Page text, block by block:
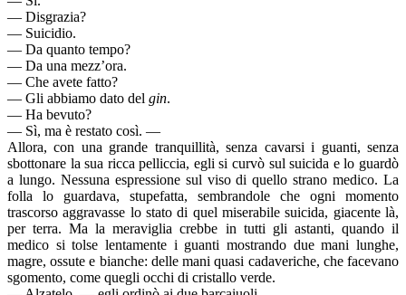
— Disgrazia?
— Suicidio.
— Da quanto tempo?
— Da una mezz’ora.
— Che avete fatto?
— Gli abbiamo dato del gin.
— Ha bevuto?
— Sì, ma è restato così. —
Allora, con una grande tranquillità, senza cavarsi i guanti, senza
sbottonare la sua ricca pelliccia, egli si curvò sul suicida e lo guardò
a lungo. Nessuna espressione sul viso di quello strano medico. La
folla lo guardava, stupefatta, sembrandole che ogni momento
trascorso aggravasse lo stato di quel miserabile suicida, giacente là,
per terra. Ma la meraviglia crebbe in tutti gli astanti, quando il
medico si tolse lentamente i guanti mostrando due mani lunghe,
magre, ossute e bianche: delle mani quasi cadaveriche, che facevano
sgomento, come quegli occhi di cristallo verde.